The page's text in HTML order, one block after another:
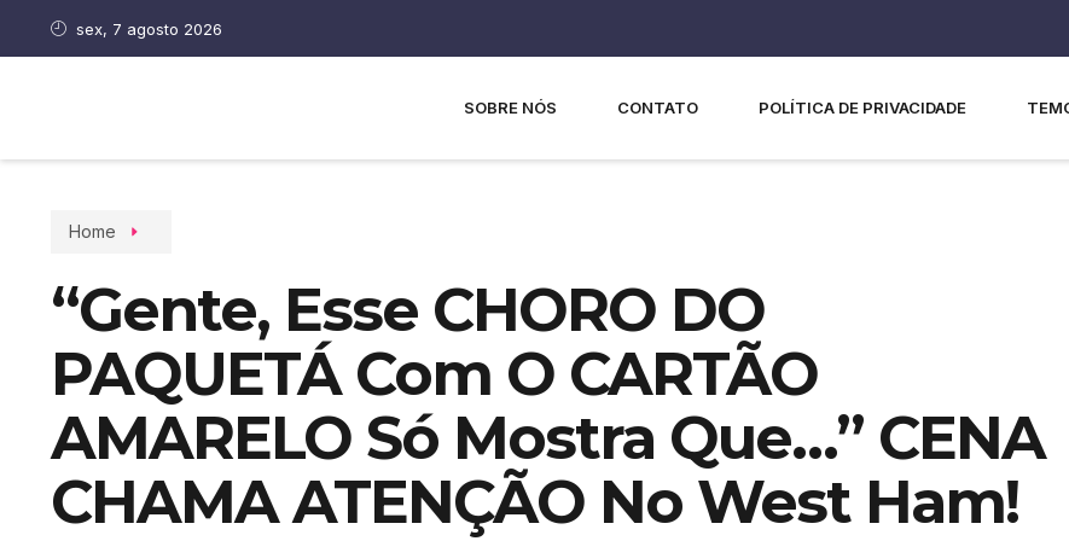
sex, 7 agosto 2026
SOBRE NÓS CONTATO POLÍTICA DE PRIVACIDADE
Home
“Gente, Esse CHORO DO
PAQUETÁ Com O CARTÃO
AMARELO Só Mostra Que…” CENA
CHAMA ATENÇÃO No West Ham!